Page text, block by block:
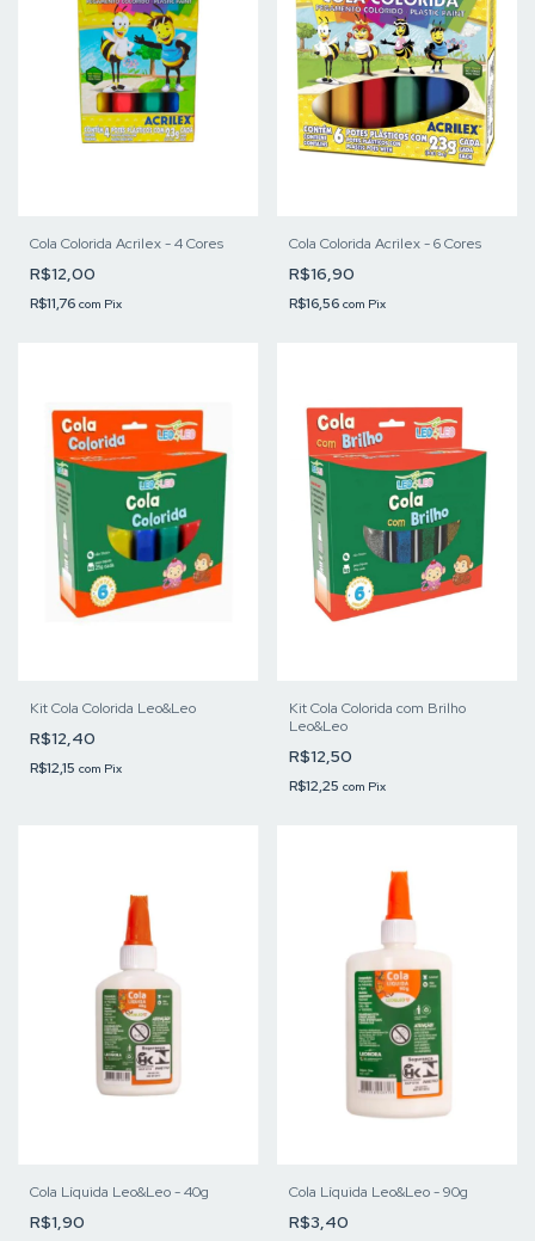
Cola Colorida Acrilex - 4 Cores
R$12,00
R$11,76 com Pix
Cola Colorida Acrilex - 6 Cores
R$16,90
R$16,56 com Pix
Kit Cola Colorida Leo&Leo
R$12,40
R$12,15 com Pix
Kit Cola Colorida com Brilho
Leo&Leo
R$12,50
R$12,25 com Pix
Cola Líquida Leo&Leo - 40g
R$1,90
Cola Líquida Leo&Leo - 90g
R$3,40